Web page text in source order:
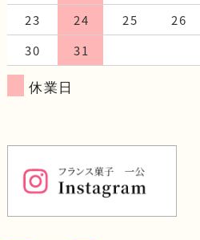
23
24 25 26
30
31
休業日